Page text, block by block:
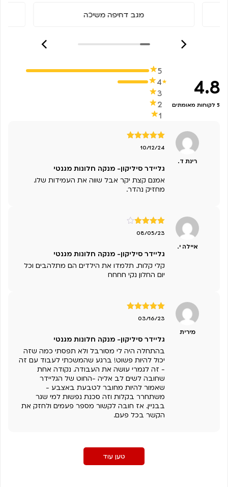
מגב דחיפה משיכה
4.8
5 לקוחות מאומתים
5
4
3
2
1
רינת ד.
דורג5 מתוך10/12/24
גליידר סיליקון- מנקה חלונות מגנטי
אמנם קצת יקר אבל שווה את העמידות שלו.
מחזיק נהדר.
איילה י.
דורג4
08/05/23
גליידר סיליקון- מנקה חלונות מגנטי
קלי קלות. תלמדו את הילדים הם מתלהבים וכל
יום החלון נקי חחחח
מירית
דורג5 מתוך03/16/23
גליידר סיליקון- מנקה חלונות מגנטי
בהתחלה היה לי מסורבל ולא תפסתי כמה שזה
יכול להיות פשוט! ברגע שהמשכתי לעבוד עם זה
- זה לגמרי עושה את העבודה. נקודה אחת
שחובה לשים לב אליה -החוט של הגליידר
שאמור להיות מחובר לטבעת באצבע -
משתחרר בקלות וזה סכנת נפשות למי שגר
בבניין. אז חובה לקשור מספר פעמים ולחזק את
הקשר בכל פעם.
טען עוד